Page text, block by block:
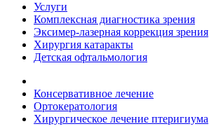
Услуги
Комплексная диагностика зрения
Эксимер-лазерная коррекция зрения
Хирургия катаракты
Детская офтальмология
Консервативное лечение
Ортокератология
Хирургическое лечение птеригиума